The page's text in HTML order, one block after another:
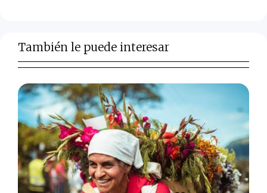
También le puede interesar